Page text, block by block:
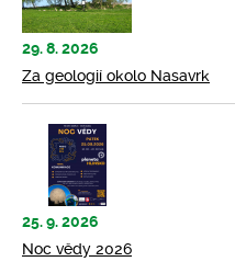
29. 8. 2026
Za geologií okolo Nasavrk
25. 9. 2026
Noc vědy 2026